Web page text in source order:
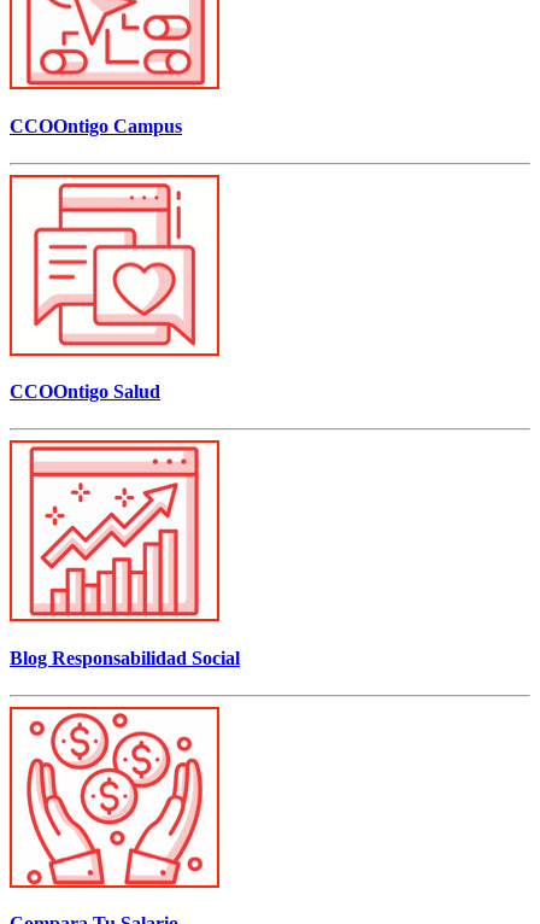
CCOOntigo Campus
CCOOntigo Salud
Blog Responsabilidad Social